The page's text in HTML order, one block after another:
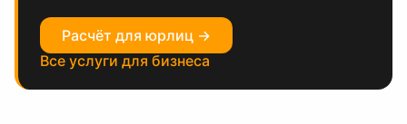
Расчёт для юрлиц →
Все услуги для бизнеса